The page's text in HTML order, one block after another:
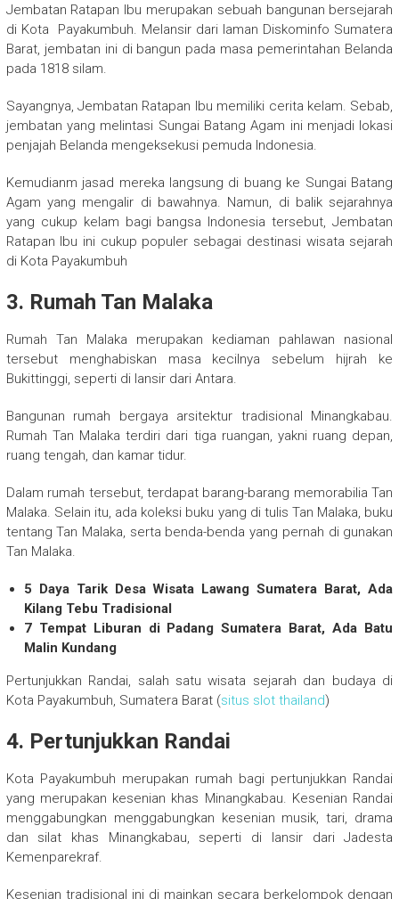
Jembatan Ratapan Ibu merupakan sebuah bangunan bersejarah
di Kota Payakumbuh. Melansir dari laman Diskominfo Sumatera
Barat, jembatan ini di bangun pada masa pemerintahan Belanda
pada 1818 silam.
Sayangnya, Jembatan Ratapan Ibu memiliki cerita kelam. Sebab,
jembatan yang melintasi Sungai Batang Agam ini menjadi lokasi
penjajah Belanda mengeksekusi pemuda Indonesia.
Kemudianm jasad mereka langsung di buang ke Sungai Batang
Agam yang mengalir di bawahnya. Namun, di balik sejarahnya
yang cukup kelam bagi bangsa Indonesia tersebut, Jembatan
Ratapan Ibu ini cukup populer sebagai destinasi wisata sejarah
di Kota Payakumbuh
3. Rumah Tan Malaka
Rumah Tan Malaka merupakan kediaman pahlawan nasional
tersebut menghabiskan masa kecilnya sebelum hijrah ke
Bukittinggi, seperti di lansir dari Antara.
Bangunan rumah bergaya arsitektur tradisional Minangkabau.
Rumah Tan Malaka terdiri dari tiga ruangan, yakni ruang depan,
ruang tengah, dan kamar tidur.
Dalam rumah tersebut, terdapat barang-barang memorabilia Tan
Malaka. Selain itu, ada koleksi buku yang di tulis Tan Malaka, buku
tentang Tan Malaka, serta benda-benda yang pernah di gunakan
Tan Malaka.
5 Daya Tarik Desa Wisata Lawang Sumatera Barat, Ada
Kilang Tebu Tradisional
7 Tempat Liburan di Padang Sumatera Barat, Ada Batu
Malin Kundang
Pertunjukkan Randai, salah satu wisata sejarah dan budaya di
Kota Payakumbuh, Sumatera Barat (situs slot thailand)
4. Pertunjukkan Randai
Kota Payakumbuh merupakan rumah bagi pertunjukkan Randai
yang merupakan kesenian khas Minangkabau. Kesenian Randai
menggabungkan menggabungkan kesenian musik, tari, drama
dan silat khas Minangkabau, seperti di lansir dari Jadesta
Kemenparekraf.
Kesenian tradisional ini di mainkan secara berkelompok dengan